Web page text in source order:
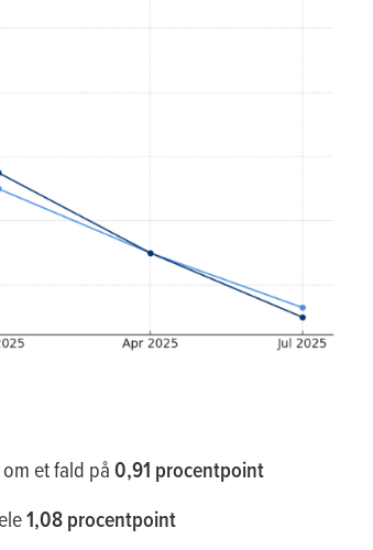
et fald på0,91 procentpoint
1,08 procentpoint